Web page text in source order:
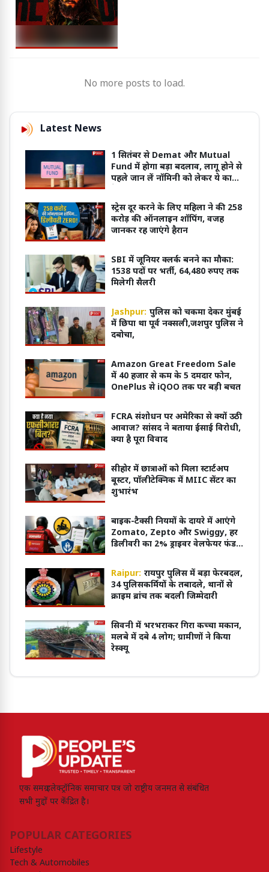
No more posts to load.
Latest News
1 सितंबर से Demat और Mutual
Fund में होगा बड़ा बदलाव, लागू होने से
पहले जान लें नॉमिनी को लेकर ये काम
स्ट्रेस दूर करने के लिए महिला ने की 258
करोड़ की ऑनलाइन शॉपिंग, वजह
जानकर रह जाएंगे हैरान
SBI में जूनियर क्लर्क बनने का मौका:
1538 पदों पर भर्ती, 64,480 रुपए तक
मिलेगी सैलरी
Jashpur: पुलिस को चकमा देकर मुंबई
में छिपा था पूर्व नक्सली,जशपुर पुलिस ने
दबोचा,
Amazon Great Freedom Sale
में 40 हजार से कम के 5 दमदार फोन,
OnePlus से iQOO तक पर बड़ी बचत
FCRA संशोधन पर अमेरिका से क्यों उठी
आवाज? सांसद ने बताया ईसाई विरोधी,
क्या है पूरा विवाद
सीहोर में छात्राओं को मिला स्टार्टअप
बूस्टर, पॉलीटेक्निक में MIIC सेंटर का
शुभारंभ
बाइक-टैक्सी नियमों के दायरे में आएंगे
Zomato, Zepto और Swiggy, हर
डिलीवरी का 2% ड्राइवर वेलफेयर फंड
Raipur: रायपुर पुलिस में बड़ा फेरबदल,
34 पुलिसकर्मियों के तबादले, थानों से
क्राइम ब्रांच तक बदली जिम्मेदारी
सिवनी में भरभराकर गिरा कच्चा मकान,
मलबे में दबे 4 लोग; ग्रामीणों ने किया
रेस्क्यू
एक समग्र इलेक्ट्रॉनिक समाचार पत्र जो राष्ट्रीय जनमत से संबंधित
सभी मुद्दों पर केंद्रित है।
POPULAR CATEGORIES
Lifestyle
Tech & Automobiles